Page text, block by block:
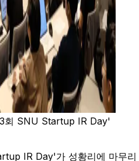
회 SNU Startup IR Day'
IR Day'가 성황리에 마무리